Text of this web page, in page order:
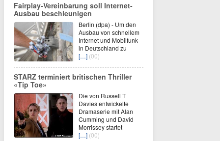
Fairplay-Vereinbarung soll Internet-
Ausbau beschleunigen
Berlin (dpa) - Um den
Ausbau von schnellem
Internet und Mobilfunk
in Deutschland zu
[…] (00)
STARZ terminiert britischen Thriller
«Tip Toe»
Die von Russell T
Davies entwickelte
Dramaserie mit Alan
Cumming und David
Morrissey startet
[…] (00)